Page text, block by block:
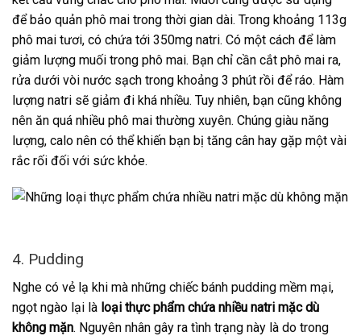
để bảo quản phô mai trong thời gian dài. Trong khoảng 113g
phô mai tươi, có chứa tới 350mg natri. Có một cách để làm
giảm lượng muối trong phô mai. Bạn chỉ cần cắt phô mai ra,
rửa dưới vòi nước sạch trong khoảng 3 phút rồi để ráo. Hàm
lượng natri sẽ giảm đi khá nhiều. Tuy nhiên, bạn cũng không
nên ăn quá nhiều phô mai thường xuyên. Chúng giàu năng
lượng, calo nên có thể khiến bạn bị tăng cân hay gặp một vài
rắc rối đối với sức khỏe.
4. Pudding
Nghe có vẻ lạ khi mà những chiếc bánh pudding mềm mại,
ngọt ngào lại là loại thực phẩm chứa nhiều natri mặc dù
không mặn. Nguyên nhân gây ra tình trạng này là do trong